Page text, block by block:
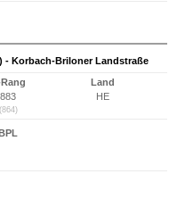
- Korbach-Briloner Landstraße
Rang
883
(864)
Land
HE